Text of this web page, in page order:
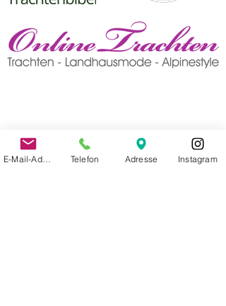
E-Mail-Adresse Telefon Adresse Instagram